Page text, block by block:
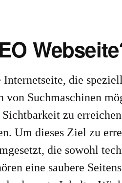
Internetseite, die
von Suchmaschinen
zu
Um dieses Ziel zu
die sowohl
eine saubere